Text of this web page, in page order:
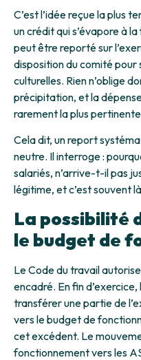
C’est l’idée reçue la plus
un crédit qui s’évapore à
peut être reporté sur
disposition du comité
culturelles. Rien n’oblige
précipitation, et la
rarement la plus
Cela dit, un report
neutre. Il interroge :
salariés, n’arrive-t-il pas
légitime, et c’est souvent
La possibilité
le budget de
Le Code du travail
encadré. En fin
transférer une partie de
vers le budget de
cet excédent. Le
fonctionnement vers les